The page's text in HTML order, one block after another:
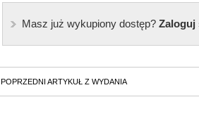
Masz już wykupiony dostęp?Zaloguj
POPRZEDNI ARTYKUŁ Z WYDANIA